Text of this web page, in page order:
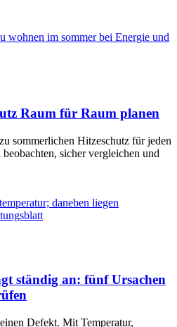
Raum für Raum planen
sommerlichen Hitzeschutz für jeden
sicher vergleichen und
ständig an: fünf Ursachen
Defekt. Mit Temperatur,